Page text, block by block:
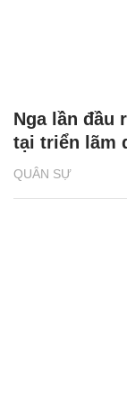
QUÂN SỰ
Nga lần đầu
tại triển lãm